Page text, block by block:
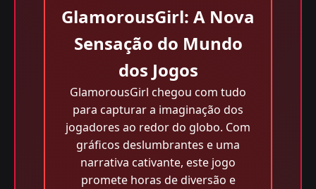
GlamorousGirl: A Nova
Sensação do Mundo
dos Jogos
GlamorousGirl chegou com tudo
para capturar a imaginação dos
jogadores ao redor do globo. Com
gráficos deslumbrantes e uma
narrativa cativante, este jogo
promete horas de diversão e